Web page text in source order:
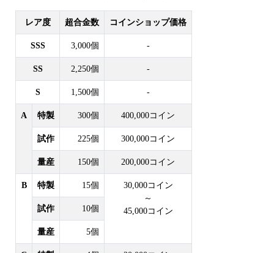
レア度 超合金数 コインショップ価格
SSS 3,000個 -
SS 2,250個 -
S 1,500個 -
A 特製 300個 400,000コイン
試作 225個 300,000コイン
量産 150個 200,000コイン
B 特製 15個
30,000コイン
～
45,000コイン
試作 10個
量産 5個